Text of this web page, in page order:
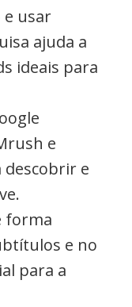
e usar
ajuda a
ideais para
e
e
forma
e no
para a